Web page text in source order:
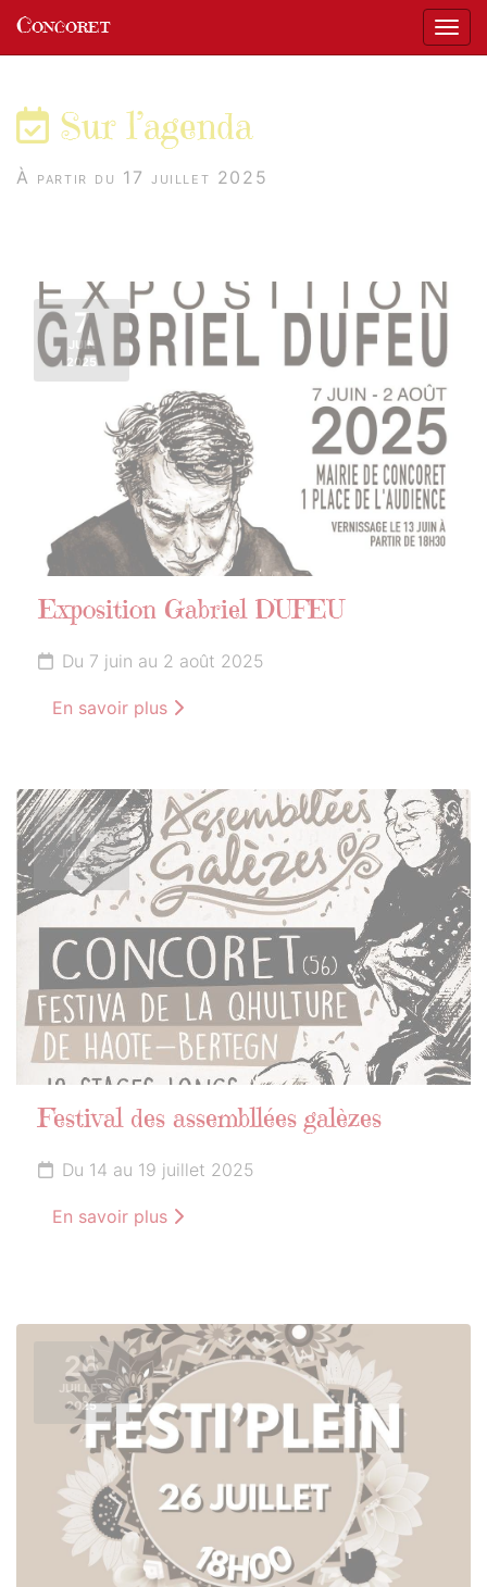
Concoret
Sur l’agenda
À partir du 17 juillet 2025
7
JUIN
2025
Exposition Gabriel DUFEU
Du 7 juin au 2 août 2025
En savoir plus
14
JUILLET
2025
Festival des assembllées galèzes
Du 14 au 19 juillet 2025
En savoir plus
26
JUILLET
2025
Panneau de gestion des cookies